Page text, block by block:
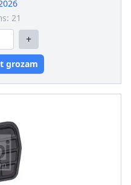
21
+
grozam